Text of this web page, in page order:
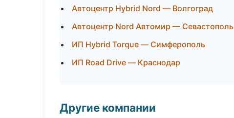
Автоцентр Hybrid Nord — Волгоград
Автоцентр Nord Автомир — Севастополь
ИП Hybrid Torque — Симферополь
ИП Road Drive — Краснодар
Другие компании